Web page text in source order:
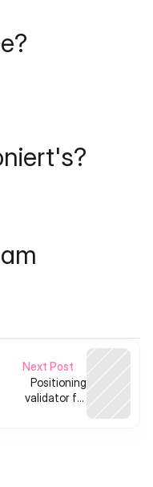
Next Post
Positioning
validator for